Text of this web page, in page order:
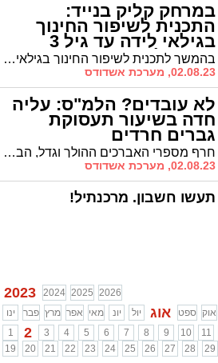
במרחק קליק בנייד:
התכנית לשיפור החינוך
בגילאי לידה עד גיל 3
יוצאת לדרך בהמשך לתכנית לשיפור החינוך בגילאי לידה עד 3, משרד העבודה פתח את אפשרות הגשת בקשה לסבסוד מעונות יום ומשפחתונים מוכרים לשנת הלימודים תשפ"ד
02.08.23, מערכת אשדודס
לא עובדים? הלמ"ס: עליה
חדה בשיעור תעסוקת
גברים חרדים
חרף מספרי האברכים ההולך וגדל, הבוקר (ד') מתפרסמים נתוני הלמ"ס לפיהם שיעור תעסוקת הגברים החרדיים טיפס ל-55.5%
02.08.23, מערכת אשדודס
תעשו חשבון. מרכנתיל!
2023 2024 2025 2026
ינו
פבר מרץ אפר מאי יונ יול אוג ספט אוק
1
2 3 4 5 6 7 8 9 10 11
19
20 21 22 23 24 25 26 27 28 29